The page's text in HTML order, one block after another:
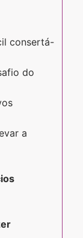
consertá-
do
a